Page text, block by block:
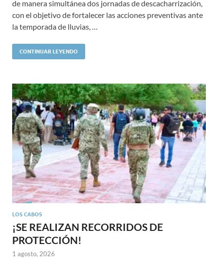
de manera simultánea dos jornadas de descacharrización,
con el objetivo de fortalecer las acciones preventivas ante
la temporada de lluvias, …
CONTINUAR LEYENDO
LOS CABOS
¡SE REALIZAN RECORRIDOS DE
PROTECCIÓN!
1 agosto, 2026